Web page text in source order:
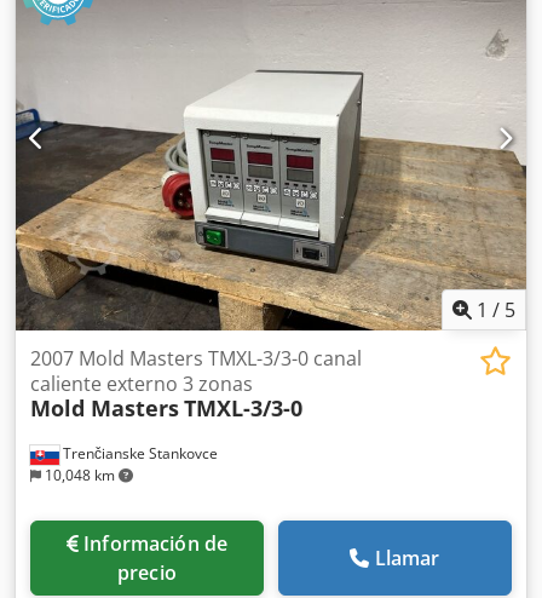
1 / 5
Trenčianske Stankovce
10,048 km
2007 Mold Masters TMXL-3/3-0 canal
caliente externo 3 zonas
Mold MastersTMXL-3/3-0
Información de
precio
Llamar